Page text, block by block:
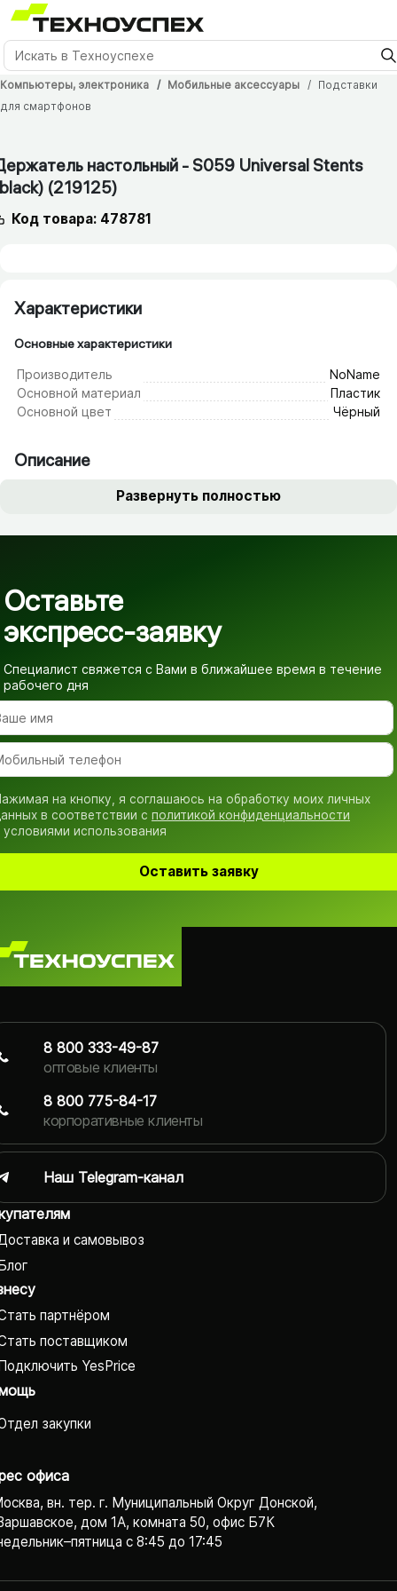
Компьютеры, электроника Мобильные аксессуары
Подставки
для смартфонов
настольный - S059 Universal Stents
(219125)
Код товара: 478781
Характеристики
Основные характеристики
Производитель
NoName
Основной материал
Пластик
Основной цвет
Чёрный
Описание
Развернуть полностью
Оставьте
экспресс-заявку
Специалист свяжется с Вами в ближайшее время в течение
рабочего дня
на кнопку, я соглашаюсь на обработку моих личных
в соответствии с политикой конфиденциальности
условиями использования
Оставить заявку
и самовывоз
партнёром
поставщиком
YesPrice
закупки
офиса
вн. тер. г. Муниципальный Округ Донской,
дом 1А, комната 50, офис Б7К
с 8:45 до 17:45
8 800 333-49-87
оптовые клиенты
8 800 775-84-17
корпоративные клиенты
Наш Telegram-канал